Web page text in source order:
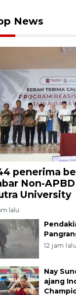
News
penerima
Non-
University
lalu
12 jam lalu
Nay
ajang